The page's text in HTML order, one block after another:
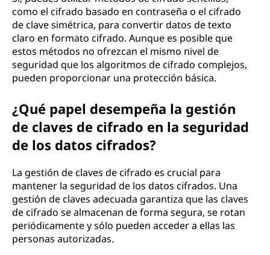
como el cifrado basado en contraseña o el cifrado
de clave simétrica, para convertir datos de texto
claro en formato cifrado. Aunque es posible que
estos métodos no ofrezcan el mismo nivel de
seguridad que los algoritmos de cifrado complejos,
pueden proporcionar una protección básica.
¿Qué papel desempeña la gestión
de claves de cifrado en la seguridad
de los datos cifrados?
La gestión de claves de cifrado es crucial para
mantener la seguridad de los datos cifrados. Una
gestión de claves adecuada garantiza que las claves
de cifrado se almacenan de forma segura, se rotan
periódicamente y sólo pueden acceder a ellas las
personas autorizadas.